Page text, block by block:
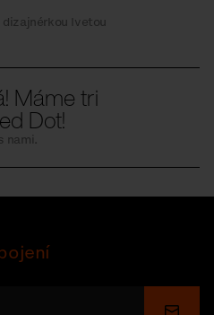
Ivetou
Máme tri
Dot!
nami.